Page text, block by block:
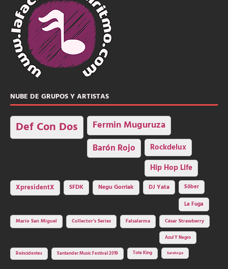
NUBE DE GRUPOS Y ARTISTAS
Def Con Dos Fermin Muguruza
Barón Rojo Rockdelux
Hip Hop Life
XpresidentX SFDK Negu Gorriak DJ Yata
Sôber
La Fuga
Mario San Miguel
Collector's Series Falsalarma César Strawberry
Azul Y Negro
Reincidentes Santander Music Festival 2019 Tote King Saratoga